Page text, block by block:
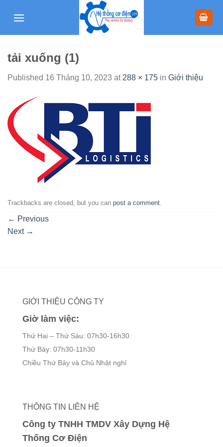
tải xuống (1)
Published 16 Tháng 10, 2023 at 288 × 175 in Giới thiệu
Trackbacks are closed, but you can post a comment.
← Previous
Next →
GIỚI THIỆU CÔNG TY
Giờ làm việc:
Thứ Hai – Thứ Sáu: 07h30-16h30
Thứ Bảy: 07h30-11h30
Chiều Thứ Bảy và Chủ Nhật nghỉ
THÔNG TIN LIÊN HỆ
Công ty TNHH TMDV Xây Dựng Hệ
Thống Cơ Điện